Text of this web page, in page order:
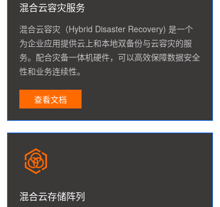
混合云容灾服务
混合云容灾（Hybrid Disaster Recovery) 是一个
为企业应用提供云上和本地双备份与云容灾的服
务。配合灾备一体机硬件，可以高效保障数据安全
性和业务连续性。
查看文档
混合云存储阵列